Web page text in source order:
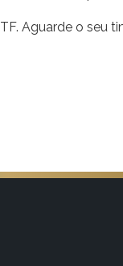
Aguarde o seu